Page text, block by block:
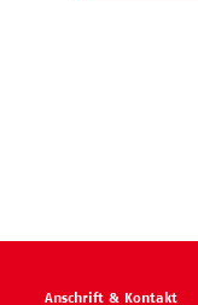
Anschrift & Kontakt